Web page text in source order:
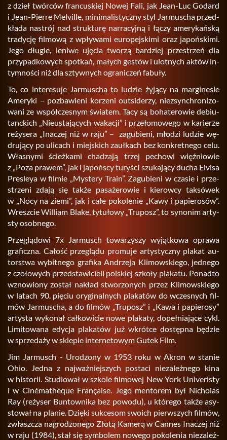
z dzieł twór­ców fran­cu­skiej Nowej Fali, jak Jean-Luc Go­dard
i Jean-Pier­re Me­lvil­le, mi­ni­ma­li­stycz­ny styl Jar­mu­scha przed­
kła­da na­strój nad struk­tu­rę nar­ra­cyj­ną i łączy ame­ry­kań­ską
tra­dy­cję fil­mo­wą z wpły­wa­mi eu­ro­pej­ski­mi oraz ja­poń­ski­mi.
Jego dłu­gie, le­ni­we uję­cia two­rzą bar­dziej prze­strzeń dla
przy­pad­ko­wych spo­tkań, ma­łych ge­stów i ulot­nych aktów in­
tym­no­ści niż dla sztyw­nych ogra­ni­czeń fa­bu­ły.
To, co in­te­re­su­je Jar­mu­scha to lu­dzie ży­ją­cy na mar­gi­ne­sie
Ame­ry­ki – po­zba­wie­ni ko­rze­ni out­si­de­rzy, nie­zsyn­chro­ni­zo­
wa­ni ze współ­cze­snym świa­tem. Tacy są bo­ha­te­ro­wie de­biu­
tanc­kich „Nie­usta­ją­cych wa­ka­cji” i prze­ło­mo­we­go w ka­rie­rze
re­ży­se­ra „Ina­czej niż w raju” – za­gu­bie­ni, mło­dzi lu­dzie wę­
dru­ją­cy po uli­cach i miej­skich za­uł­kach bez kon­kret­ne­go celu.
Wła­sny­mi ścież­ka­mi cha­dza­ją trzej pe­cho­wi więź­nio­wie
z „Poza pra­wem”, jak i ja­poń­scy tu­ry­ści szu­ka­ją­cy ducha Elvi­sa
Pre­sleya w fil­mie „My­ste­ry Train”. Za­gu­bie­ni w cza­sie i prze­
strze­ni zdają się także pa­sa­że­ro­wie i kie­row­cy tak­só­wek
w „Nocy na ziemi”, jak i całe po­ko­le­nie „Kawy i pa­pie­ro­sów”.
Wresz­cie Wil­liam Blake, ty­tu­ło­wy „Tru­posz”, to sy­no­nim ar­ty­
sty osob­ne­go.
Prze­glą­do­wi 7x Jar­musch to­wa­rzy­szy wy­jąt­ko­wa opra­wa
gra­ficz­na. Ca­łość prze­glą­du pro­mu­je ar­ty­stycz­ny pla­kat au­
tor­stwa wy­bit­ne­go gra­fi­ka An­drze­ja Kli­mow­skie­go, jed­ne­go
z czo­ło­wych przed­sta­wi­cie­li pol­skiej szko­ły pla­ka­tu. Po­nad­to
wzno­wio­ny zo­stał na­kład stwo­rzo­nych przez Kli­mow­skie­go
w la­tach 90. pię­ciu ory­gi­nal­nych pla­ka­tów do wcze­snych fil­
mów Jar­mu­scha, a do fil­mów „Tru­posz” i „Kawa i pa­pie­ro­sy”
ar­ty­sta wy­ko­nał cał­ko­wi­cie nowe pla­ka­ty, do­peł­nia­ją­ce cykl.
Li­mi­to­wa­na edy­cja pla­ka­tów już wkrót­ce do­stęp­na bę­dzie
w sprze­da­ży w skle­pie in­ter­ne­to­wym Gutek Film.
Jim Jar­musch - Uro­dzo­ny w 1953 roku w Akron w sta­nie
Ohio. Jedna z naj­waż­niej­szych po­sta­ci nie­za­leż­ne­go kina
w hi­sto­rii. Stu­dio­wał w szko­le fil­mo­wej New York Uni­ve­ri­sty
i w Cinémathèque Française. Jego men­to­rem był Ni­cho­las
Ray (re­ży­ser Bun­tow­ni­ka bez po­wo­du), u któ­re­go także asy­
sto­wał na pla­nie. Dzię­ki suk­ce­som swo­ich pierw­szych fil­mów,
zwłasz­cza na­gro­dzo­ne­go Złotą Ka­me­rą w Can­nes Ina­czej niż
w raju (1984), stał się sym­bo­lem no­we­go po­ko­le­nia nie­za­leż­